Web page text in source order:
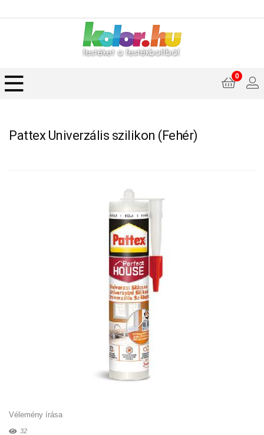
0
Pattex Univerzális szilikon (Fehér)
Vélemény írása
32